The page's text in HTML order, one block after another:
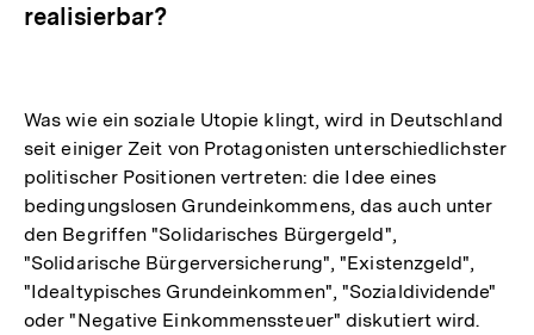
realisierbar?
Was wie ein soziale Utopie klingt, wird in Deutschland
seit einiger Zeit von Protagonisten unterschiedlichster
politischer Positionen vertreten: die Idee eines
bedingungslosen Grundeinkommens, das auch unter
den Begriffen "Solidarisches Bürgergeld",
"Solidarische Bürgerversicherung", "Existenzgeld",
"Idealtypisches Grundeinkommen", "Sozialdividende"
oder "Negative Einkommenssteuer" diskutiert wird.